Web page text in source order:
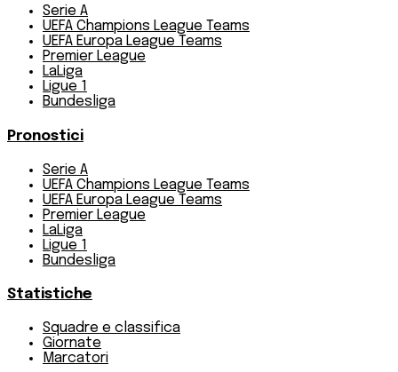
Serie A
UEFA Champions League Teams
UEFA Europa League Teams
Premier League
LaLiga
Ligue 1
Bundesliga
Pronostici
Serie A
UEFA Champions League Teams
UEFA Europa League Teams
Premier League
LaLiga
Ligue 1
Bundesliga
Statistiche
Squadre e classifica
Giornate
Marcatori